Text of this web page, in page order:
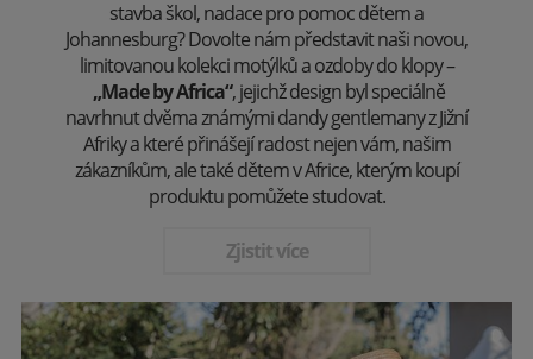
stavba škol, nadace pro pomoc dětem a
Johannesburg? Dovolte nám představit naši novou,
limitovanou kolekci motýlků a ozdoby do klopy –
„Made by Africa“, jejichž design byl speciálně
navrhnut dvěma známými dandy gentlemany z Jižní
Afriky a které přinášejí radost nejen vám, našim
zákazníkům, ale také dětem v Africe, kterým koupí
produktu pomůžete studovat.
Zjistit více